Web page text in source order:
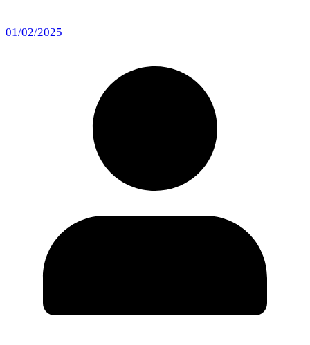
01/02/2025